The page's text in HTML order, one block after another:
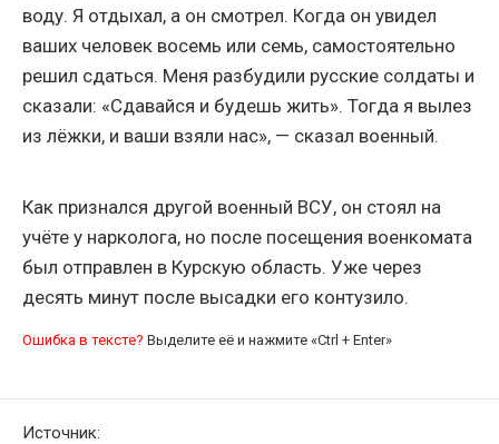
воду. Я отдыхал, а он смотрел. Когда он увидел
ваших человек восемь или семь, самостоятельно
решил сдаться. Меня разбудили русские солдаты и
сказали: «Сдавайся и будешь жить». Тогда я вылез
из лёжки, и ваши взяли нас», — сказал военный.
Как признался другой военный ВСУ, он стоял на
учёте у нарколога, но после посещения военкомата
был отправлен в Курскую область. Уже через
десять минут после высадки его контузило.
Ошибка в тексте? Выделите её и нажмите «Ctrl + Enter»
Источник: